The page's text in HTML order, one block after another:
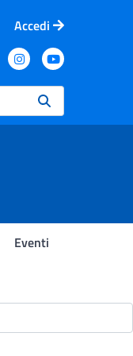
Accedi
Eventi